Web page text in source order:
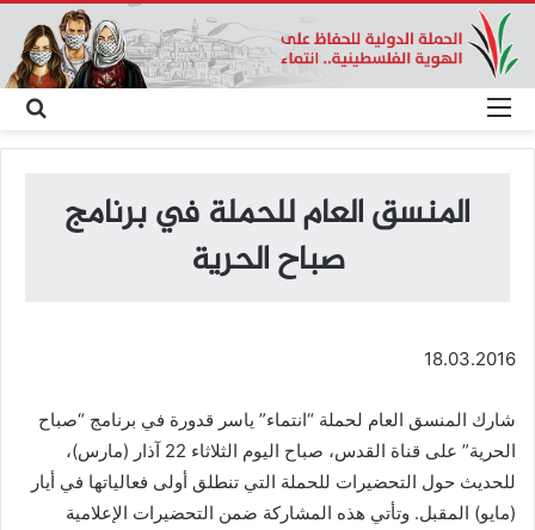
عن
القائمة
المنسق العام للحملة في برنامج
صباح الحرية
18.03.2016
شارك المنسق العام لحملة “انتماء” ياسر قدورة في برنامج “صباح
الحرية” على قناة القدس، صباح اليوم الثلاثاء 22 آذار (مارس)،
للحديث حول التحضيرات للحملة التي تنطلق أولى فعالياتها في أيار
(مايو) المقبل. وتأتي هذه المشاركة ضمن التحضيرات الإعلامية